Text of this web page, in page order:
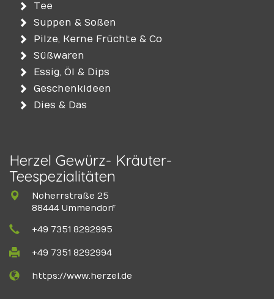
Tee
Suppen & Soßen
Pilze, Kerne Früchte & Co
Süßwaren
Essig, Öl & Dips
Geschenkideen
Dies & Das
Herzel Gewürz- Kräuter-
Teespezialitäten
Noherrstraße 25
88444 Ummendorf
+49 7351 8292995
+49 7351 8292994
https://www.herzel.de